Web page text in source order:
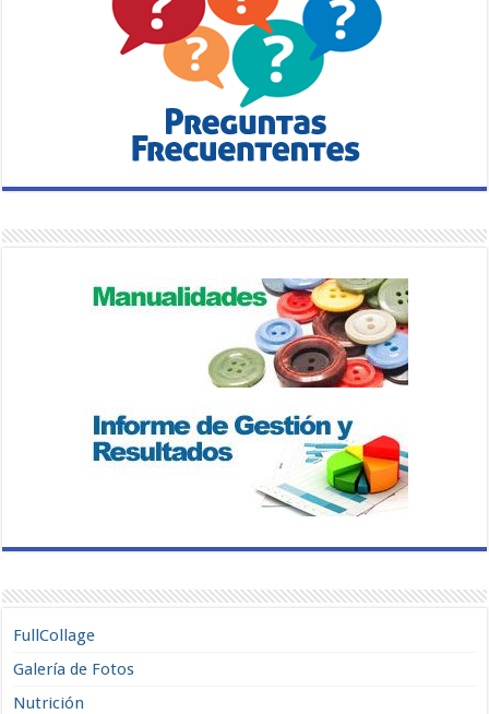
FullCollage
Galería de Fotos
Nutrición